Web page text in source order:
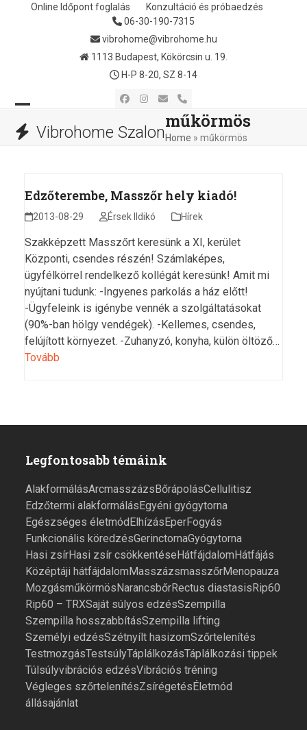
Online Időpont foglalás
Konzultáció és próbaedzés
06-30-190-7315
vibrohome@vibrohome.hu
1113 Budapest, Kökörcsin u. 19.
H-P 8-20, SZ 8-14
Facebook
Instagram
EmailPhone
Vibrohome Szalon
Open
mobile
Close
mobile
műkörmös
Home »műkörmös
Edzőterembe, Masszőr hely kiadó!
2013-08-29 Érsek Ildikó Hírek
Szakképzett Masszőrt keresünk a XI, kerület
Központi, csendes részén! Számlaképes,
ügyfélkörrel rendelkező kollégát keresünk! Amit mi
nyújtani tudunk: -Ingyenes parkolás a ház előtt!
-Ügyfeleink is igénybe vennék a szolgáltatásokat
(90%-ban hölgy vendégek). -Kellemes, csendes,
felújított környezet. -Zuhanyzó, konyha, külön öltöző…
Tovább
Legfontosabb témáink
AlakformálásArcmasszázsBőrápolásCellulitisz
Edzőtermi alakformálásEgyéni gyógytorna
Egészséges életmódElhízásEperFogyás
Funkcionális köredzésGerinctornaGyógytorna
Hasi zsírHasi zsír csökkentéseHátfájdalomHátfájás
Középtáji hátfájdalomMasszázsmasszőrMenopauza
MozgásműkörmösNarancsbőrRectus diastasisRip60
Rip60 – TRXSaját súlyos edzésSzempilla
Szempilla hosszabbításSzempilla lifting
Személyi edzésSzétnyílt hasizomSzőrtelenítés
TestmozgásTestsúlyTáplálkozásTáplálkozási tippek
Túlsúlyvibrációs edzésVibrációs tréning
Végleges szőrtelenítésZsírégetésÉletmód
állásajánlat